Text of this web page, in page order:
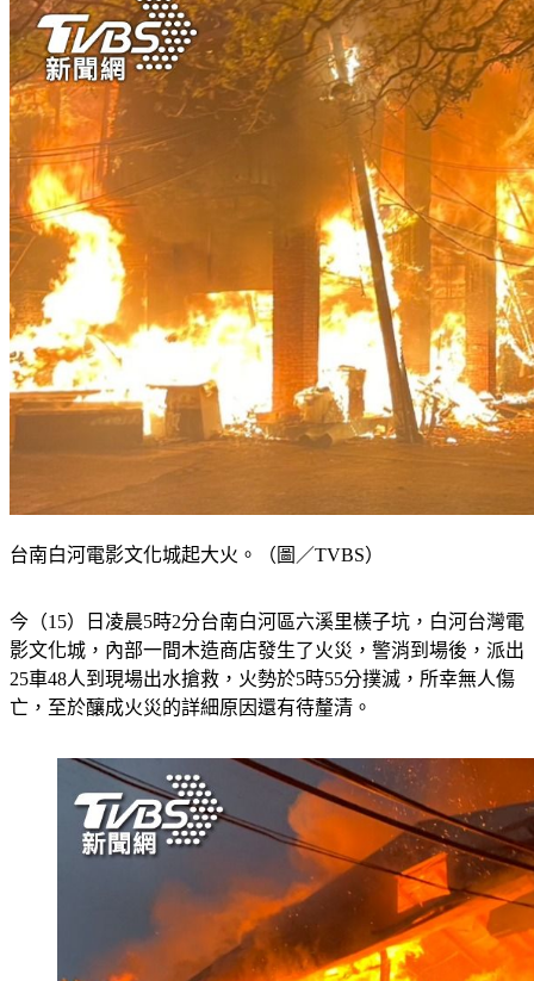
台南白河電影文化城起大火。（圖／TVBS）
今（15）日凌晨5時2分台南白河區六溪里檨子坑，白河台灣電
影文化城，內部一間木造商店發生了火災，警消到場後，派出
25車48人到現場出水搶救，火勢於5時55分撲滅，所幸無人傷
亡，至於釀成火災的詳細原因還有待釐清。